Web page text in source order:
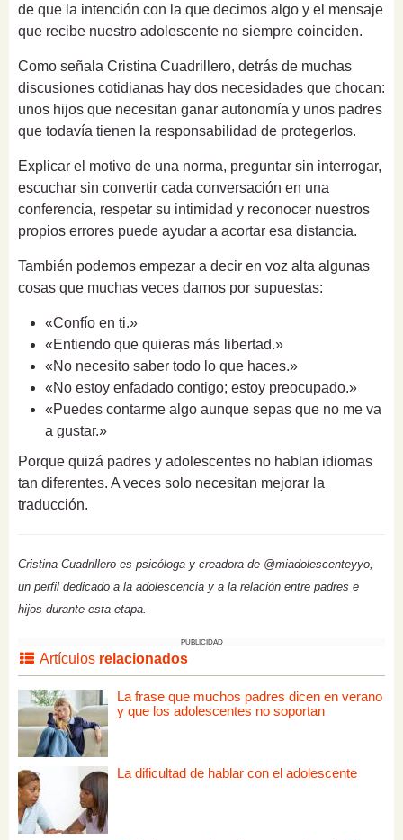
de que la intención con la que decimos algo y el mensaje
que recibe nuestro adolescente no siempre coinciden.
Como señala Cristina Cuadrillero, detrás de muchas
discusiones cotidianas hay dos necesidades que chocan:
unos hijos que necesitan ganar autonomía y unos padres
que todavía tienen la responsabilidad de protegerlos.
Explicar el motivo de una norma, preguntar sin interrogar,
escuchar sin convertir cada conversación en una
conferencia, respetar su intimidad y reconocer nuestros
propios errores puede ayudar a acortar esa distancia.
También podemos empezar a decir en voz alta algunas
cosas que muchas veces damos por supuestas:
«Confío en ti.»
«Entiendo que quieras más libertad.»
«No necesito saber todo lo que haces.»
«No estoy enfadado contigo; estoy preocupado.»
«Puedes contarme algo aunque sepas que no me va
a gustar.»
Porque quizá padres y adolescentes no hablan idiomas
tan diferentes. A veces solo necesitan mejorar la
traducción.
Cristina Cuadrillero es psicóloga y creadora de @miadolescenteyyo,
un perfil dedicado a la adolescencia y a la relación entre padres e
hijos durante esta etapa.
PUBLICIDAD
Artículos relacionados
La frase que muchos padres dicen en verano
y que los adolescentes no soportan
La dificultad de hablar con el adolescente